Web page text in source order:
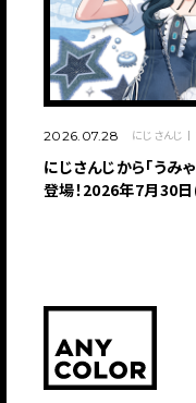
2026.07.28 にじさんじ
にじさんじから「う
登場！2026年7月30